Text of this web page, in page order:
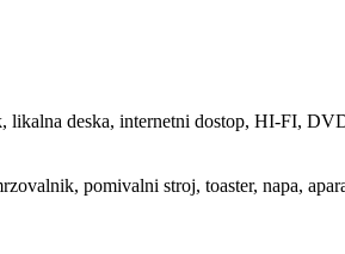
deska, internetni dostop, HI-FI,
pomivalni stroj, toaster, napa,